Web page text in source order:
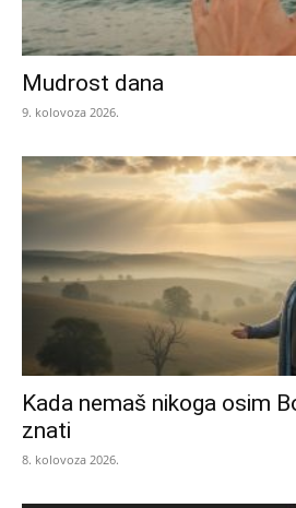
Mudrost dana
9. kolovoza 2026.
Kada nemaš nikoga osim
znati
8. kolovoza 2026.